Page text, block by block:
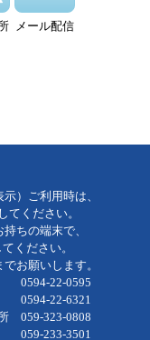
メール配信
）ご利用時は、
ください。
ちの端末で、
ください。
お願いします。
22-0595
6321
323-0808
059-233-3501